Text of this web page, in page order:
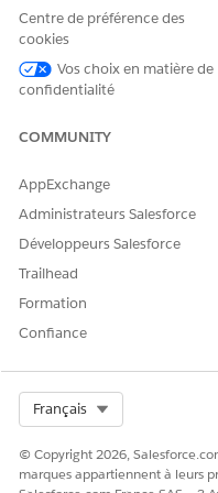
Dans la navigation
de bord Fils
Cliquez sur le type de
Sélectionnez la tâche
regard de
VOIR ÉGALEMENT :
Gérer les tâches et les
Affection des fichiers
Vérifier les paramètres
Désactivation ou
Navigation dans le
ETL Integration (en
FAQ sur l'intégration ETL
Centre de préférence des
cookies
Vos choix en matière de
confidentialité
COMMUNITY
AppExchange
Administrateurs Salesforce
Développeurs Salesforce
Trailhead
Formation
Confiance
Français
© Copyright 2026,
marques appartiennent à leurs